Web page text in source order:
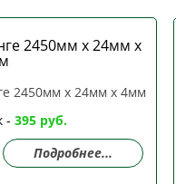
2450мм х 24мм х
-395 руб.
Подробнее...